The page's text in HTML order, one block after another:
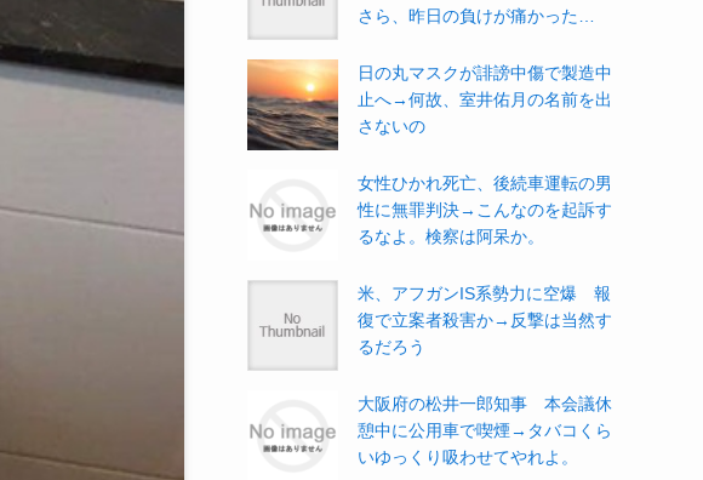
さら、昨日の負けが痛かった…
日の丸マスクが誹謗中傷で製造中
止へ→何故、室井佑月の名前を出
さないの
女性ひかれ死亡、後続車運転の男
性に無罪判決→こんなのを起訴す
るなよ。検察は阿呆か。
米、アフガンIS系勢力に空爆 報
復で立案者殺害か→反撃は当然す
るだろう
大阪府の松井一郎知事 本会議休
憩中に公用車で喫煙→タバコくら
いゆっくり吸わせてやれよ。